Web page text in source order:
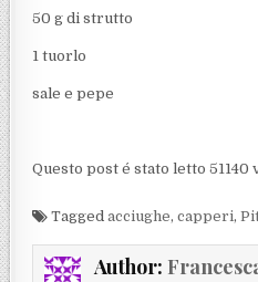
50 g di strutto
1 tuorlo
sale e pepe
Questo post é stato letto 51140
Taggedacciughe,capperi,
Author: